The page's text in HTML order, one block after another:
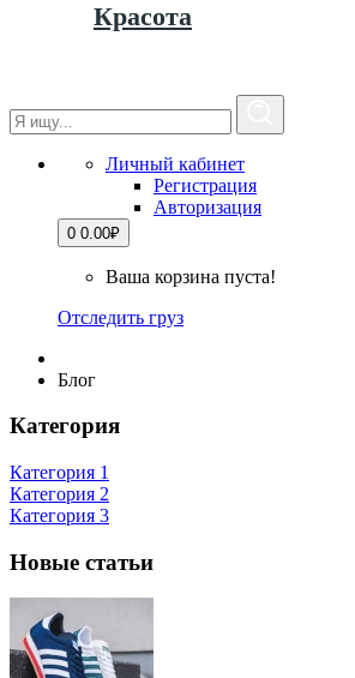
Красота
Личный кабинет
Регистрация
Авторизация
0 0.00₽
Ваша корзина пуста!
Отследить груз
Блог
Категория
Категория 1
Категория 2
Категория 3
Новые статьи